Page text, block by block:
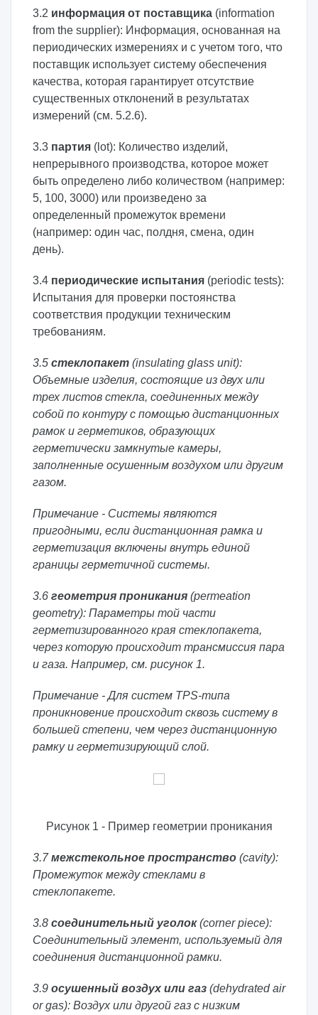
3.2 информация от поставщика (information
from the supplier): Информация, основанная на
периодических измерениях и с учетом того, что
поставщик использует систему обеспечения
качества, которая гарантирует отсутствие
существенных отклонений в результатах
измерений (см. 5.2.6).
3.3 партия (lot): Количество изделий,
непрерывного производства, которое может
быть определено либо количеством (например:
5, 100, 3000) или произведено за
определенный промежуток времени
(например: один час, полдня, смена, один
день).
3.4 периодические испытания (periodic tests):
Испытания для проверки постоянства
соответствия продукции техническим
требованиям.
3.5 стеклопакет (insulating glass unit):
Объемные изделия, состоящие из двух или
трех листов стекла, соединенных между
собой по контуру с помощью дистанционных
рамок и герметиков, образующих
герметически замкнутые камеры,
заполненные осушенным воздухом или другим
газом.
Примечание - Системы являются
пригодными, если дистанционная рамка и
герметизация включены внутрь единой
границы герметичной системы.
3.6 геометрия проникания (permeation
geometry): Параметры той части
герметизированного края стеклопакета,
через которую происходит трансмиссия пара
и газа. Например, см. рисунок 1.
Примечание - Для систем TPS-типа
проникновение происходит сквозь систему в
большей степени, чем через дистанционную
рамку и герметизирующий слой.
Рисунок 1 - Пример геометрии проникания
3.7 межстекольное пространство (cavity):
Промежуток между стеклами в
стеклопакете.
3.8 соединительный уголок (corner piece):
Соединительный элемент, используемый для
соединения дистанционной рамки.
3.9 осушенный воздух или газ (dehydrated air
or gas): Воздух или другой газ с низким